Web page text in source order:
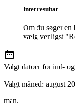
Intet resultat
Om du søger en
vælg venligst
Valgt datoer for ind-
Valgt måned: august
man.